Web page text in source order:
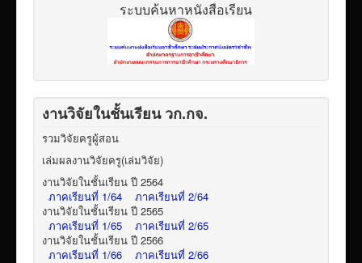
ระบบค้นหาหนังสือเรียน
งานวิจัยในชั้นเรียน วก.กจ.
รวมวิจัยครูผู้สอน
เล่มผลงานวิจัยครู(เล่มวิจัย)
งานวิจัยในชั้นเรียน ปี 2564
ภาคเรียนที่ 1/64
ภาคเรียนที่ 2/64
งานวิจัยในชั้นเรียน ปี 2565
ภาคเรียนที่ 1/65
ภาคเรียนที่ 2/65
งานวิจัยในชั้นเรียน ปี 2566
ภาคเรียนที่ 1/66
ภาคเรียนที่ 2/66